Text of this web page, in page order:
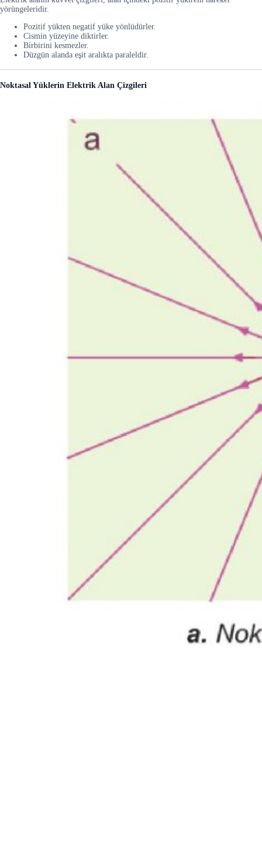
yörüngeleridir.
Pozitif yükten negatif yüke yönlüdürler.
Cismin yüzeyine diktirler.
Birbirini kesmezler.
Düzgün alanda eşit aralıkta paraleldir.
Noktasal Yüklerin Elektrik Alan Çizgileri